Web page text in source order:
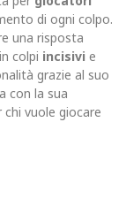
di ogni colpo.
una risposta
colpi incisivi e
grazie al suo
con la sua
vuole giocare